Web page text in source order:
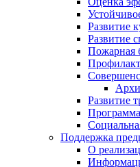
Развитие
Развитие
Пожарная
Развитие
Поддержка
О